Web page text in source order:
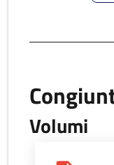
Volumi